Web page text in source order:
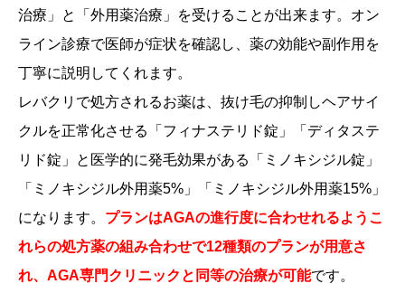
治療」と「外用薬治療」を受けることが出来ます。オン
ライン診療で医師が症状を確認し、薬の効能や副作用を
丁寧に説明してくれます。
レバクリで処方されるお薬は、抜け毛の抑制しヘアサイ
クルを正常化させる「フィナステリド錠」「ディタステ
リド錠」と医学的に発毛効果がある「ミノキシジル錠」
「ミノキシジル外用薬5%」「ミノキシジル外用薬15%」
になります。 プランはAGAの進行度に合わせれるようこ
れらの処方薬の組み合わせで12種類のプランが用意さ
れ、AGA専門クリニックと同等の治療が可能です。